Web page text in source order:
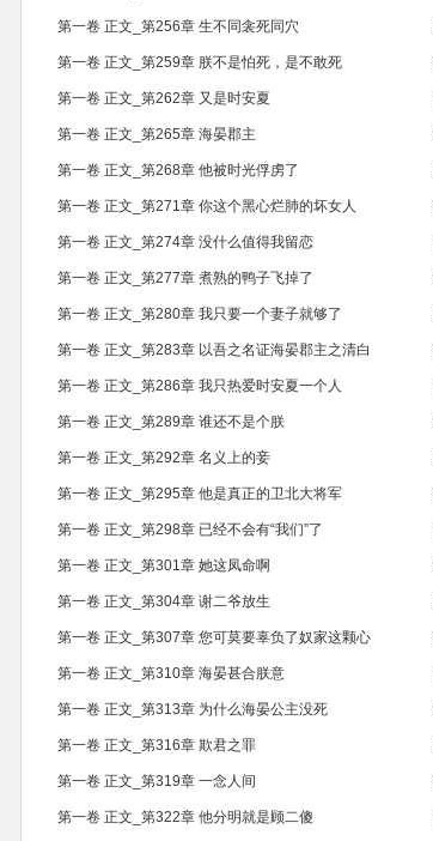
第一卷 正文_第256章 生不同衾死同穴
第一卷 正文_第259章 朕不是怕死，是不敢死
第一卷 正文_第262章 又是时安夏
第一卷 正文_第265章 海晏郡主
第一卷 正文_第268章 他被时光俘虏了
第一卷 正文_第271章 你这个黑心烂肺的坏女人
第一卷 正文_第274章 没什么值得我留恋
第一卷 正文_第277章 煮熟的鸭子飞掉了
第一卷 正文_第280章 我只要一个妻子就够了
第一卷 正文_第283章 以吾之名证海晏郡主之清白
第一卷 正文_第286章 我只热爱时安夏一个人
第一卷 正文_第289章 谁还不是个朕
第一卷 正文_第292章 名义上的妾
第一卷 正文_第295章 他是真正的卫北大将军
第一卷 正文_第298章 已经不会有“我们”了
第一卷 正文_第301章 她这凤命啊
第一卷 正文_第304章 谢二爷放生
第一卷 正文_第307章 您可莫要辜负了奴家这颗心
第一卷 正文_第310章 海晏甚合朕意
第一卷 正文_第313章 为什么海晏公主没死
第一卷 正文_第316章 欺君之罪
第一卷 正文_第319章 一念人间
第一卷 正文_第322章 他分明就是顾二傻